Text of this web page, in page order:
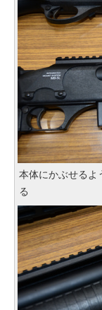
本体にかぶせるよ
る